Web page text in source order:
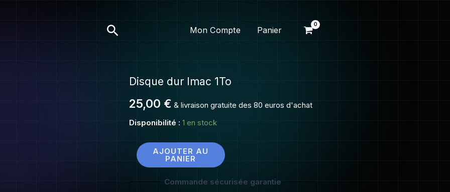
Rechercher Mon Compte Panier
Disque dur Imac 1To
25,00 € & livraison gratuite des 80 euros d'achat
Disponibilité : 1 en stock
quantité
Disque
dur
1To
AJOUTER AU
PANIER
Commande sécurisée garantie
Imac